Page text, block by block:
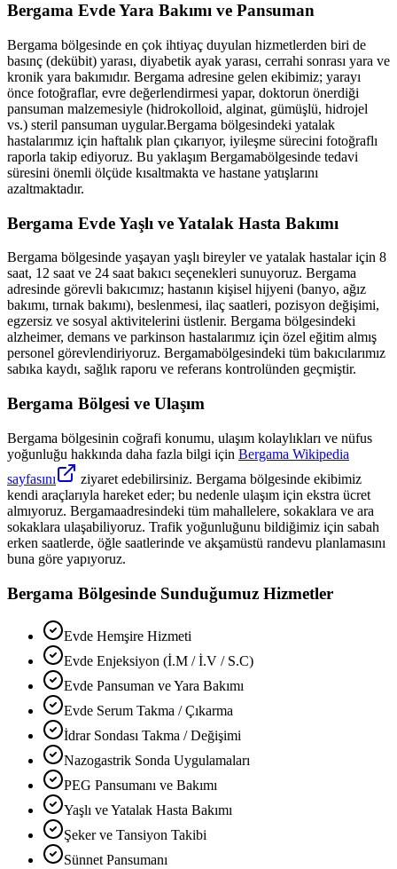
Bergama Evde Yara Bakımı ve Pansuman
Bergama bölgesinde en çok ihtiyaç duyulan hizmetlerden biri de
basınç (dekübit) yarası, diyabetik ayak yarası, cerrahi sonrası yara ve
kronik yara bakımıdır. Bergama adresine gelen ekibimiz; yarayı
önce fotoğraflar, evre değerlendirmesi yapar, doktorun önerdiği
pansuman malzemesiyle (hidrokolloid, alginat, gümüşlü, hidrojel
vs.) steril pansuman uygular.Bergama bölgesindeki yatalak
hastalarımız için haftalık plan çıkarıyor, iyileşme sürecini fotoğraflı
raporla takip ediyoruz. Bu yaklaşım Bergamabölgesinde tedavi
süresini önemli ölçüde kısaltmakta ve hastane yatışlarını
azaltmaktadır.
Bergama Evde Yaşlı ve Yatalak Hasta Bakımı
Bergama bölgesinde yaşayan yaşlı bireyler ve yatalak hastalar için 8
saat, 12 saat ve 24 saat bakıcı seçenekleri sunuyoruz. Bergama
adresinde görevli bakıcımız; hastanın kişisel hijyeni (banyo, ağız
bakımı, tırnak bakımı), beslenmesi, ilaç saatleri, pozisyon değişimi,
egzersiz ve sosyal aktivitelerini üstlenir. Bergama bölgesindeki
alzheimer, demans ve parkinson hastalarımız için özel eğitim almış
personel görevlendiriyoruz. Bergamabölgesindeki tüm bakıcılarımız
sabıka kaydı, sağlık raporu ve referans kontrolünden geçmiştir.
Bergama Bölgesi ve Ulaşım
Bergama bölgesinin coğrafi konumu, ulaşım kolaylıkları ve nüfus
yoğunluğu hakkında daha fazla bilgi için Bergama Wikipedia
sayfasını
ziyaret edebilirsiniz. Bergama bölgesinde ekibimiz
kendi araçlarıyla hareket eder; bu nedenle ulaşım için ekstra ücret
almıyoruz. Bergamaadresindeki tüm mahallelere, sokaklara ve ara
sokaklara ulaşabiliyoruz. Trafik yoğunluğunu bildiğimiz için sabah
erken saatlerde, öğle saatlerinde ve akşamüstü randevu planlamasını
buna göre yapıyoruz.
Bergama Bölgesinde Sunduğumuz Hizmetler
Evde Hemşire Hizmeti
Evde Enjeksiyon (İ.M / İ.V / S.C)
Evde Pansuman ve Yara Bakımı
Evde Serum Takma / Çıkarma
İdrar Sondası Takma / Değişimi
Nazogastrik Sonda Uygulamaları
PEG Pansumanı ve Bakımı
Yaşlı ve Yatalak Hasta Bakımı
Şeker ve Tansiyon Takibi
Sünnet Pansumanı